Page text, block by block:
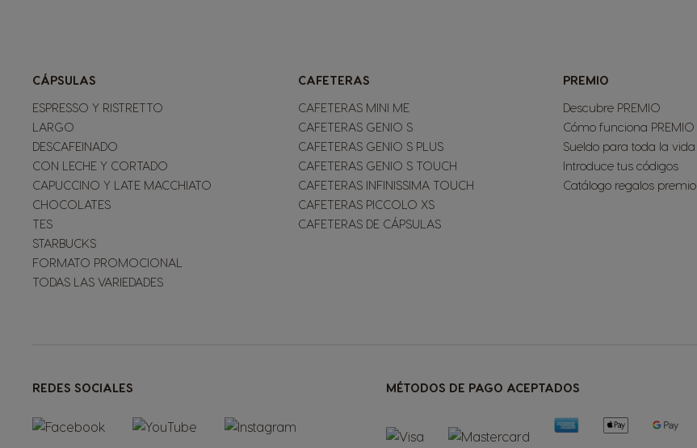
CÁPSULAS
ESPRESSO Y RISTRETTO
LARGO
DESCAFEINADO
CON LECHE Y CORTADO
CAPUCCINO Y LATE MACCHIATO
CHOCOLATES
TES
STARBUCKS
FORMATO PROMOCIONAL
TODAS LAS VARIEDADES
CAFETERAS
CAFETERAS MINI ME
CAFETERAS GENIO S
CAFETERAS GENIO S PLUS
CAFETERAS GENIO S TOUCH
CAFETERAS INFINISSIMA TOUCH
CAFETERAS PICCOLO XS
CAFETERAS DE CÁPSULAS
PREMIO
Descubre PREMIO
Cómo funciona PREMIO
Sueldo para toda la vida
Introduce tus códigos
Catálogo regalos premio
REDES SOCIALES MÉTODOS DE PAGO ACEPTADOS